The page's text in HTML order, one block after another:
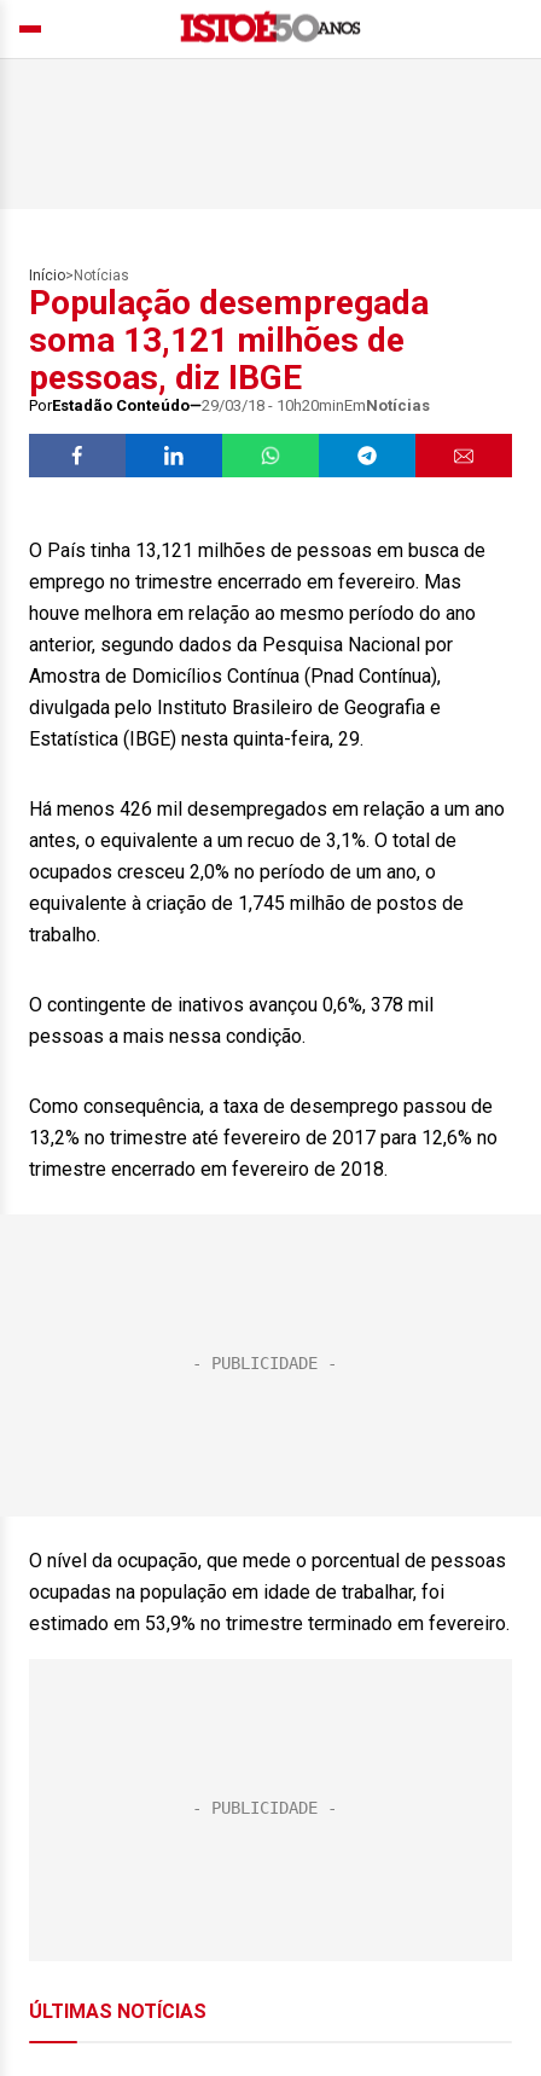
Início> Notícias
População desempregada
soma 13,121 milhões de
pessoas, diz IBGE
PorEstadão Conteúdo 29/03/18 - 10h20minEmNotícias
O País tinha 13,121 milhões de pessoas em busca de
emprego no trimestre encerrado em fevereiro. Mas
houve melhora em relação ao mesmo período do ano
anterior, segundo dados da Pesquisa Nacional por
Amostra de Domicílios Contínua (Pnad Contínua),
divulgada pelo Instituto Brasileiro de Geografia e
Estatística (IBGE) nesta quinta-feira, 29.
Há menos 426 mil desempregados em relação a um ano
antes, o equivalente a um recuo de 3,1%. O total de
ocupados cresceu 2,0% no período de um ano, o
equivalente à criação de 1,745 milhão de postos de
trabalho.
O contingente de inativos avançou 0,6%, 378 mil
pessoas a mais nessa condição.
Como consequência, a taxa de desemprego passou de
13,2% no trimestre até fevereiro de 2017 para 12,6% no
trimestre encerrado em fevereiro de 2018.
O nível da ocupação, que mede o porcentual de pessoas
ocupadas na população em idade de trabalhar, foi
estimado em 53,9% no trimestre terminado em fevereiro.